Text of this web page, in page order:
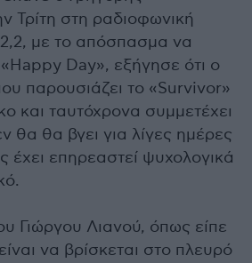
Τρίτη στη ραδιοφωνική
με το απόσπασμα να
Day», εξήγησε ότι ο
παρουσιάζει το «Survivor»
και ταυτόχρονα συμμετέχει
θα θα βγει για λίγες ημέρες
επηρεαστεί ψυχολογικά
Γιώργου Λιανού, όπως είπε
να βρίσκεται στο πλευρό